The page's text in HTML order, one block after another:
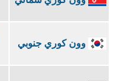
وون كوري جنوبي